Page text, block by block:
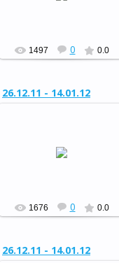
1497 0 0.0
26.12.11 - 14.01.12
«Сохраним живую ель»
1676 0 0.0
26.12.11 - 14.01.12